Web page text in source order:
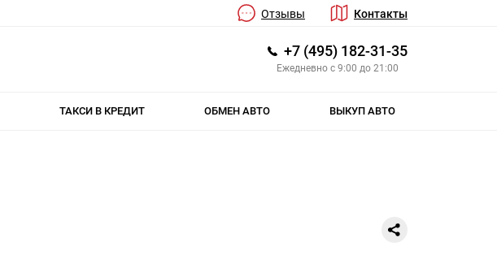
Отзывы Контакты
+7 (495) 182-31-35
Ежедневно с 9:00 до 21:00
ТАКСИ В КРЕДИТ ОБМЕН АВТО ВЫКУП АВТО